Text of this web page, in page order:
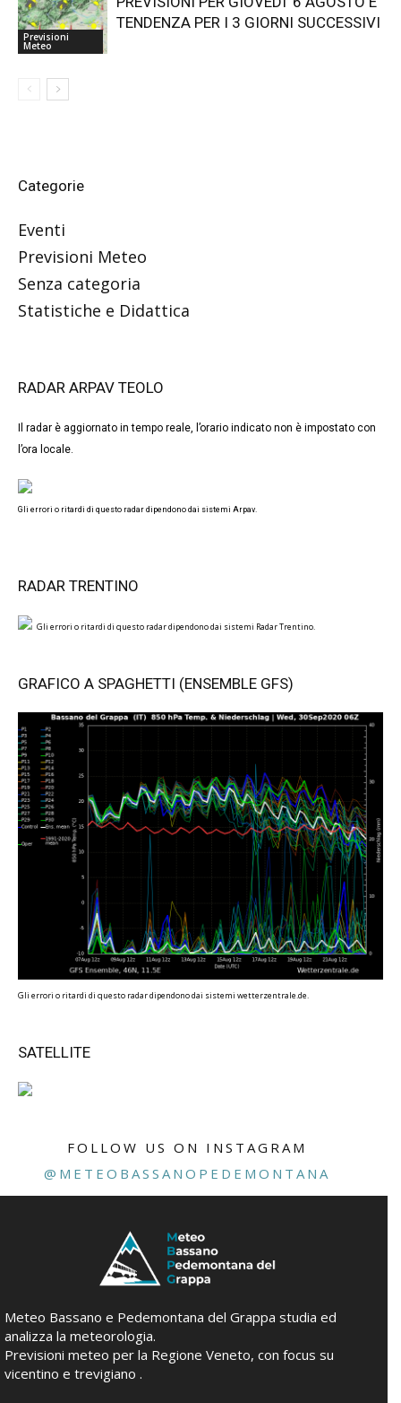
Previsioni
Meteo
TENDENZA PER I 3 GIORNI SUCCESSIVI
Categorie
Eventi
Previsioni Meteo
Senza categoria
Statistiche e Didattica
RADAR ARPAV TEOLO
Il radar è aggiornato in tempo reale, l’orario indicato non è impostato con
l’ora locale.
Gli errori o ritardi di questo radar dipendono dai sistemi Arpav.
RADAR TRENTINO
Gli errori o ritardi di questo radar dipendono dai sistemi Radar Trentino.
GRAFICO A SPAGHETTI (ENSEMBLE GFS)
Gli errori o ritardi di questo radar dipendono dai sistemi wetterzentrale.de.
SATELLITE
FOLLOW US ON INSTAGRAM
@METEOBASSANOPEDEMONTANA
Meteo Bassano e Pedemontana del Grappa studia ed
analizza la meteorologia.
Previsioni meteo per la Regione Veneto, con focus su
vicentino e trevigiano .